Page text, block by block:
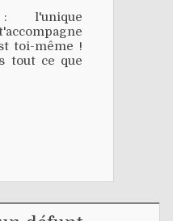
: l'unique
toi-même !
tout ce que